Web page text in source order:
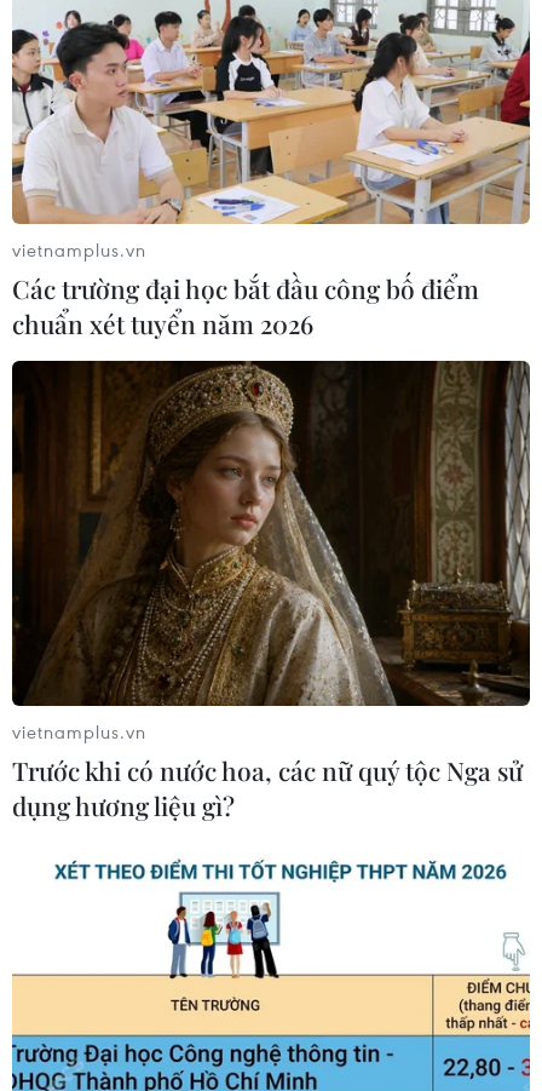
vietnamplus.vn
Các trường đại học bắt đầu công bố điểm
chuẩn xét tuyển năm 2026
vietnamplus.vn
Trước khi có nước hoa, các nữ quý tộc Nga sử
dụng hương liệu gì?